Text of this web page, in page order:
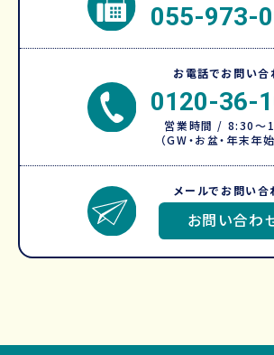
055-973-
お電話でお問い合
0120-36-
営業時間 / 8:30～
（GW・お盆・年末年
メールでお問い合
お問い合わ